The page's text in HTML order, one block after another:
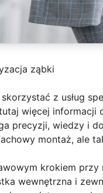
ząbki
z usług
więcej informacji
precyzji, wiedzy i
montaż, ale
krokiem
wewnętrzna i